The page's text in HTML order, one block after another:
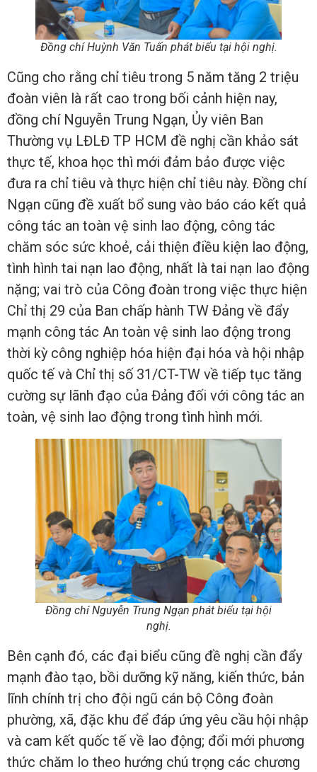
Đồng chí Huỳnh Văn Tuấn phát biểu tại hội nghị.
Cũng cho rằng chỉ tiêu trong 5 năm tăng 2 triệu
đoàn viên là rất cao trong bối cảnh hiện nay,
đồng chí Nguyễn Trung Ngạn, Ủy viên Ban
Thường vụ LĐLĐ TP HCM đề nghị cần khảo sát
thực tế, khoa học thì mới đảm bảo được việc
đưa ra chỉ tiêu và thực hiện chỉ tiêu này. Đồng chí
Ngạn cũng đề xuất bổ sung vào báo cáo kết quả
công tác an toàn vệ sinh lao động, công tác
chăm sóc sức khoẻ, cải thiện điều kiện lao động,
tình hình tai nạn lao động, nhất là tai nạn lao động
nặng; vai trò của Công đoàn trong việc thực hiện
Chỉ thị 29 của Ban chấp hành TW Đảng về đẩy
mạnh công tác An toàn vệ sinh lao động trong
thời kỳ công nghiệp hóa hiện đại hóa và hội nhập
quốc tế và Chỉ thị số 31/CT-TW về tiếp tục tăng
cường sự lãnh đạo của Đảng đối với công tác an
toàn, vệ sinh lao động trong tình hình mới.
Đồng chí Nguyễn Trung Ngạn phát biểu tại hội
nghị.
Bên cạnh đó, các đại biểu cũng đề nghị cần đẩy
mạnh đào tạo, bồi dưỡng kỹ năng, kiến thức, bản
lĩnh chính trị cho đội ngũ cán bộ Công đoàn
phường, xã, đặc khu để đáp ứng yêu cầu hội nhập
và cam kết quốc tế về lao động; đổi mới phương
thức chăm lo theo hướng chú trọng các chương